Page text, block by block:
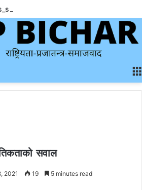
सवाल
2021 19 5 minutes read